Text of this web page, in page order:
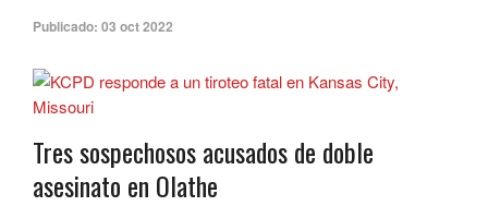
Publicado: 03 oct 2022
Tres sospechosos acusados ​​de doble
asesinato en Olathe